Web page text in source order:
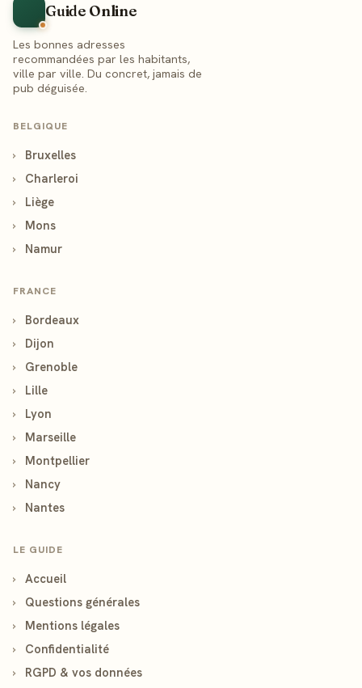
Guide Online
Les bonnes adresses
recommandées par les habitants,
ville par ville. Du concret, jamais de
pub déguisée.
BELGIQUE
›
Bruxelles
›
Charleroi
›
Liège
›
Mons
›
Namur
FRANCE
›
Bordeaux
›
Dijon
›
Grenoble
›
Lille
›
Lyon
›
Marseille
›
Montpellier
›
Nancy
›
Nantes
LE GUIDE
›
Accueil
›
Questions générales
›
Mentions légales
›
Confidentialité
›
RGPD & vos données